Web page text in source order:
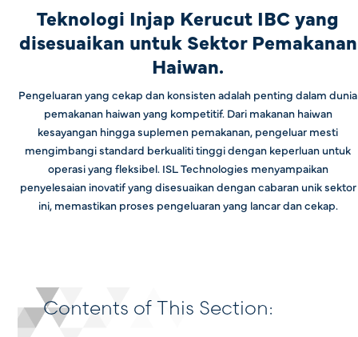
Teknologi Injap Kerucut IBC yang
disesuaikan untuk Sektor Pemakanan
Haiwan.
Pengeluaran yang cekap dan konsisten adalah penting dalam dunia
pemakanan haiwan yang kompetitif. Dari makanan haiwan
kesayangan hingga suplemen pemakanan, pengeluar mesti
mengimbangi standard berkualiti tinggi dengan keperluan untuk
operasi yang fleksibel. ISL Technologies menyampaikan
penyelesaian inovatif yang disesuaikan dengan cabaran unik sektor
ini, memastikan proses pengeluaran yang lancar dan cekap.
Contents of This Section: